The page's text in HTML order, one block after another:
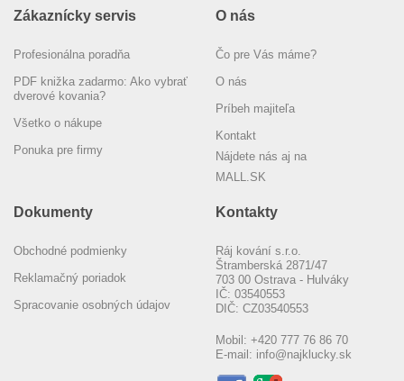
Zákaznícky servis
Profesionálna poradňa
PDF knižka zadarmo: Ako vybrať
dverové kovania?
Všetko o nákupe
Ponuka pre firmy
O nás
Čo pre Vás máme?
O nás
Príbeh majiteľa
Kontakt
Nájdete nás aj na
MALL.SK
Dokumenty
Obchodné podmienky
Reklamačný poriadok
Spracovanie osobných údajov
Kontakty
Ráj kování s.r.o.
Štramberská 2871/47
703 00 Ostrava - Hulváky
IČ: 03540553
DIČ: CZ03540553
Mobil: +420 777 76 86 70
E-mail: info@najklucky.sk